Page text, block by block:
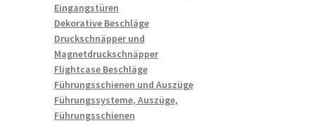
Eingangstüren
Dekorative Beschläge
Druckschnäpper und
Magnetdruckschnäpper
Flightcase Beschläge
Führungsschienen und Auszüge
Führungssysteme, Auszüge,
Führungsschienen